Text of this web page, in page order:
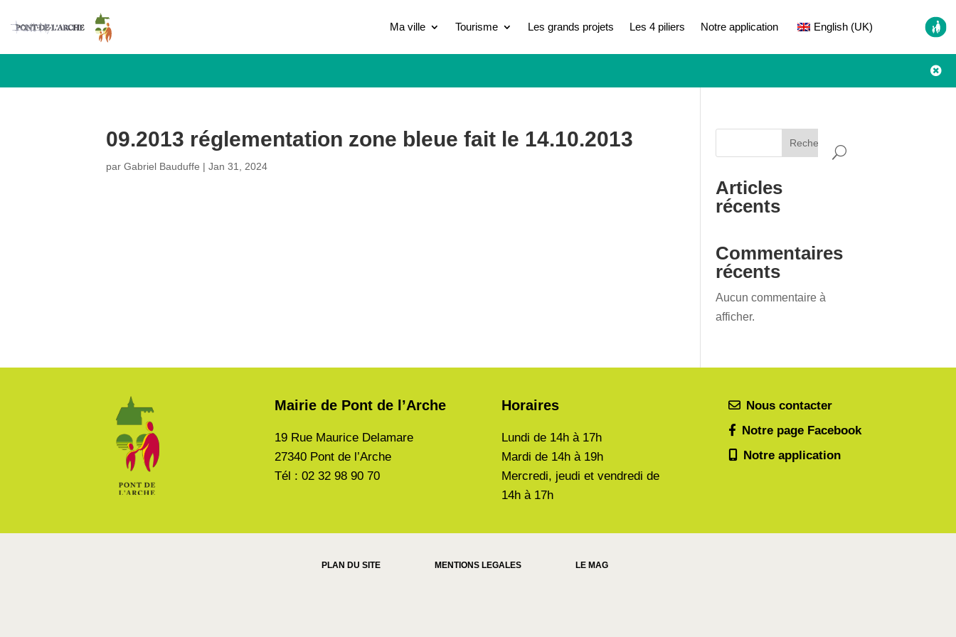
Ma ville Tourisme Les grands projets Les 4 piliers Notre application English (UK)

09.2013 réglementation zone bleue fait le 14.10.2013
parGabriel Bauduffe |Jan 31, 2024
Rechercher
Articles
récents
Commentaires
récents
Aucun commentaire à
afficher.
Mairie de Pont de l’Arche
19 Rue Maurice Delamare
27340 Pont de l’Arche
Tél : 02 32 98 90 70
Horaires
Lundi de 14h à 17h
Mardi de 14h à 19h
Mercredi, jeudi et vendredi de
14h à 17h
Nous contacter
Notre page Facebook
Notre application
PLAN DU SITE MENTIONS LEGALES LE MAG